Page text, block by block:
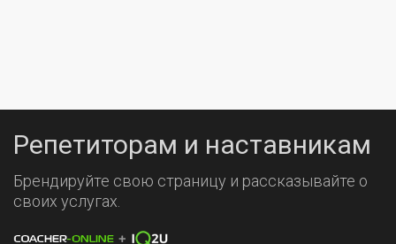
Репетиторам и наставникам
Брендируйте свою страницу и рассказывайте о
своих услугах.